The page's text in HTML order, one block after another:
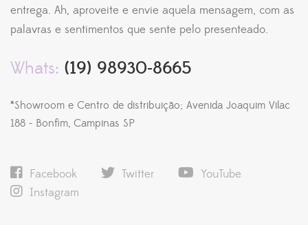
entrega. Ah, aproveite e envie aquela mensagem, com as
palavras e sentimentos que sente pelo presenteado.
Whats: (19) 98930-8665
*Showroom e Centro de distribuição; Avenida Joaquim Vilac
188 - Bonfim, Campinas SP
Facebook Twitter
YouTube
Instagram